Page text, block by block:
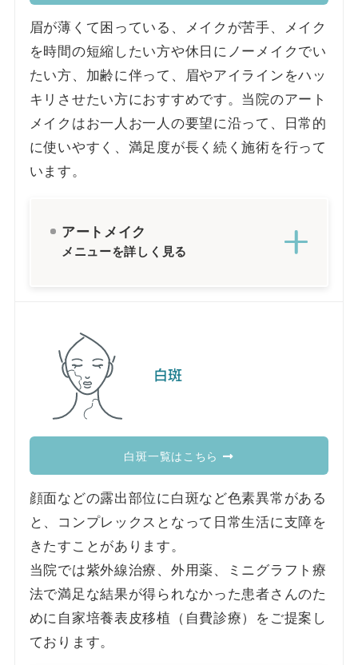
眉が薄くて困っている、メイクが苦手、メイク
を時間の短縮したい方や休日にノーメイクでい
たい方、加齢に伴って、眉やアイラインをハッ
キリさせたい方におすすめです。当院のアート
メイクはお一人お一人の要望に沿って、日常的
に使いやすく、満足度が長く続く施術を行って
います。
アートメイク
メニューを詳しく見る
白斑
白斑一覧はこちら
顔面などの露出部位に白斑など色素異常がある
と、コンプレックスとなって日常生活に支障を
きたすことがあります。
当院では紫外線治療、外用薬、ミニグラフト療
法で満足な結果が得られなかった患者さんのた
めに自家培養表皮移植（自費診療）をご提案し
ております。